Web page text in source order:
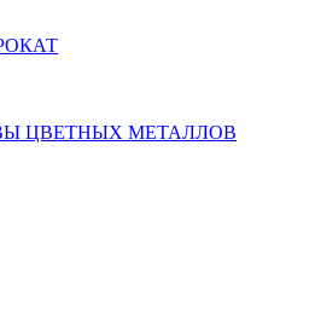
ЦВЕТНЫХ МЕТАЛЛОВ